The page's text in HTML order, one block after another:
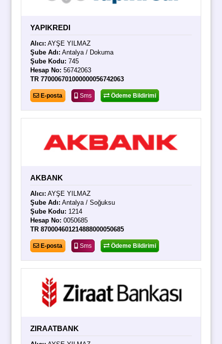
YAPIKREDI
Alıcı: AYŞE YILMAZ
Şube Adı: Antalya / Dokuma
Şube Kodu: 745
Hesap No: 56742063
TR 770006701000000056742063
E-posta Sms Ödeme Bildirimi
AKBANK
Alıcı: AYŞE YILMAZ
Şube Adı: Antalya / Soğuksu
Şube Kodu: 1214
Hesap No: 0050685
TR 870004601214888000050685
E-posta Sms Ödeme Bildirimi
ZIRAATBANK